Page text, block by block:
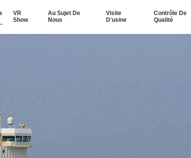
VR
Show
Au Sujet De
Nous
Visite
D'usine
Contrôle De
Qualité